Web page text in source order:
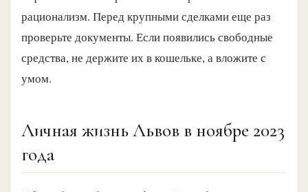
рационализм. Перед крупными сделками еще раз
проверьте документы. Если появились свободные
средства, не держите их в кошельке, а вложите с
умом.
Личная жизнь Львов в ноябре 2023
года